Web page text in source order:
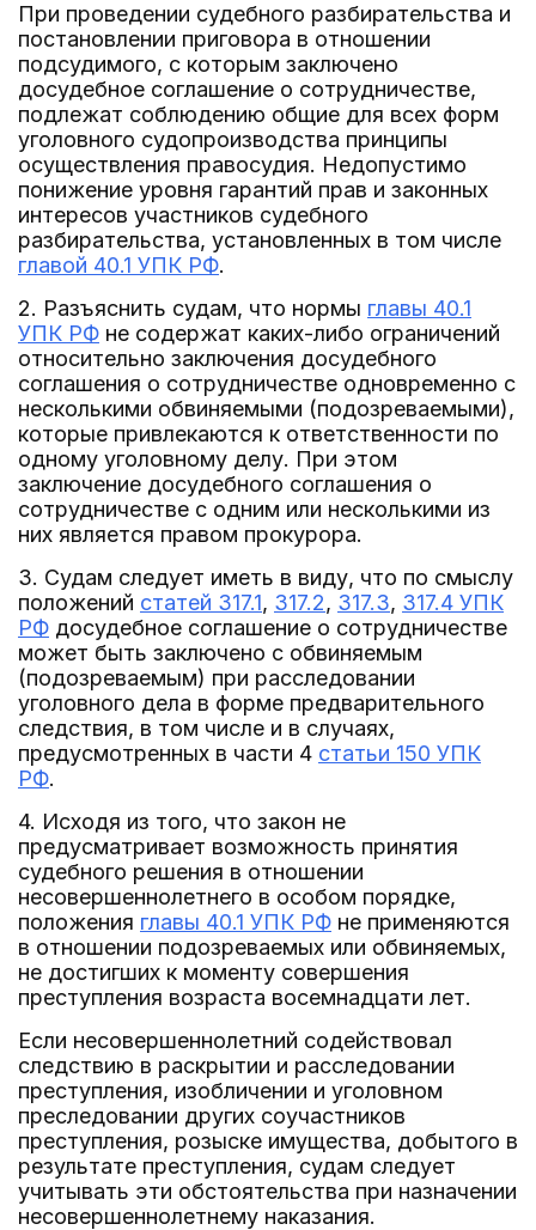
При проведении судебного разбирательства и
постановлении приговора в отношении
подсудимого, с которым заключено
досудебное соглашение о сотрудничестве,
подлежат соблюдению общие для всех форм
уголовного судопроизводства принципы
осуществления правосудия. Недопустимо
понижение уровня гарантий прав и законных
интересов участников судебного
разбирательства, установленных в том числе
главой 40.1 УПК РФ.
2. Разъяснить судам, что нормы главы 40.1
УПК РФ не содержат каких-либо ограничений
относительно заключения досудебного
соглашения о сотрудничестве одновременно с
несколькими обвиняемыми (подозреваемыми),
которые привлекаются к ответственности по
одному уголовному делу. При этом
заключение досудебного соглашения о
сотрудничестве с одним или несколькими из
них является правом прокурора.
3. Судам следует иметь в виду, что по смыслу
положений статей 317.1, 317.2, 317.3, 317.4 УПК
РФ досудебное соглашение о сотрудничестве
может быть заключено с обвиняемым
(подозреваемым) при расследовании
уголовного дела в форме предварительного
следствия, в том числе и в случаях,
предусмотренных в части 4 статьи 150 УПК
РФ.
4. Исходя из того, что закон не
предусматривает возможность принятия
судебного решения в отношении
несовершеннолетнего в особом порядке,
положения главы 40.1 УПК РФ не применяются
в отношении подозреваемых или обвиняемых,
не достигших к моменту совершения
преступления возраста восемнадцати лет.
Если несовершеннолетний содействовал
следствию в раскрытии и расследовании
преступления, изобличении и уголовном
преследовании других соучастников
преступления, розыске имущества, добытого в
результате преступления, судам следует
учитывать эти обстоятельства при назначении
несовершеннолетнему наказания.